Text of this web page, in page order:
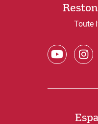
Toute